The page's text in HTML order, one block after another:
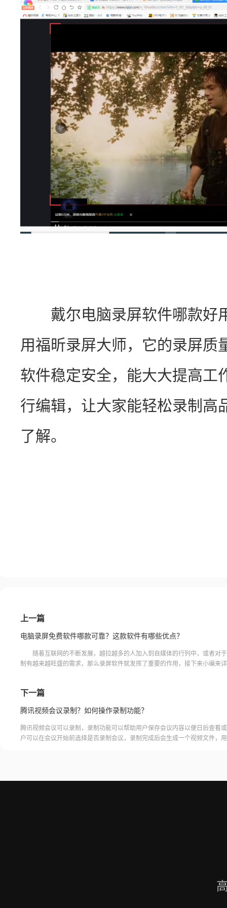
戴尔电脑录屏软件哪款好
用福昕录屏大师，它的录屏质
软件稳定安全，能大大提高工
行编辑，让大家能轻松录制高
了解。
上一篇
电脑录屏免费软件哪款可靠？这款软件有哪些优点？
随着互联网的不断发展，越拉越多的人加入到自媒体的行列中，或者对
制有越来越旺盛的需求，那么录屏软件就发挥了重要的作用，接下来小编来
下一篇
腾讯视频会议录制？如何操作录制功能？
腾讯视频会议可以录制，录制功能可以帮助用户保存会议内容以便日后查看
户可以在会议开始前选择是否录制会议，录制完成后会生成一个视频文件，